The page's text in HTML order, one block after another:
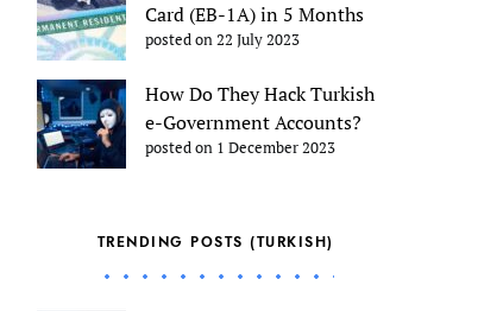
Card (EB-1A) in 5 Months
posted on 22 July 2023
How Do They Hack Turkish
e-Government Accounts?
posted on 1 December 2023
TRENDING POSTS (TURKISH)